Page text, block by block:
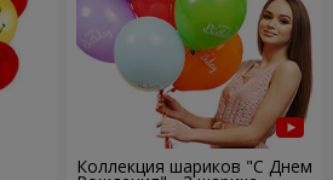
Коллекция шариков "С Днем